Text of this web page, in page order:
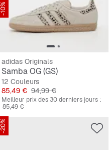
-10%
adidas Originals
Samba OG (GS)
12 Couleurs
Prix
85,49 € Prix original
94,99 €
Meilleur prix des 30 derniers jours :
85,49 €
-20%